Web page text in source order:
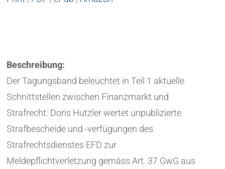
Beschreibung:
Der Tagungsband beleuchtet in Teil 1 aktuelle
Schnittstellen zwischen Finanzmarkt und
Strafrecht: Doris Hutzler wertet unpublizierte
Strafbescheide und -verfügungen des
Strafrechtsdienstes EFD zur
Meldepflichtverletzung gemäss Art. 37 GwG aus